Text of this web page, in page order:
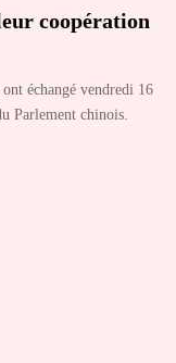
coopération
échangé vendredi 16
Parlement chinois.